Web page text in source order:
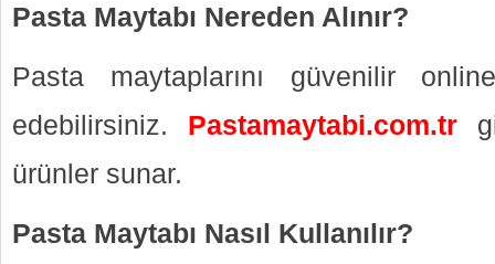
Pasta Maytabı Nereden Alınır?
Pasta maytaplarını güvenilir
edebilirsiniz. Pastamaytabi.com.tr
ürünler sunar.
Pasta Maytabı Nasıl Kullanılır?